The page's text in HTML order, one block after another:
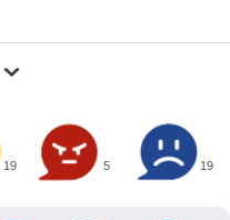
19 5 19